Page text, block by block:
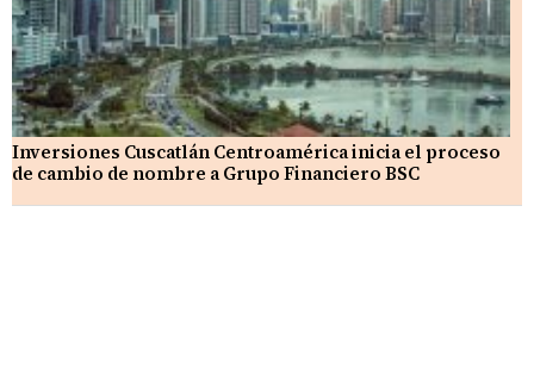
Inversiones Cuscatlán Centroamérica inicia el proceso
de cambio de nombre a Grupo Financiero BSC